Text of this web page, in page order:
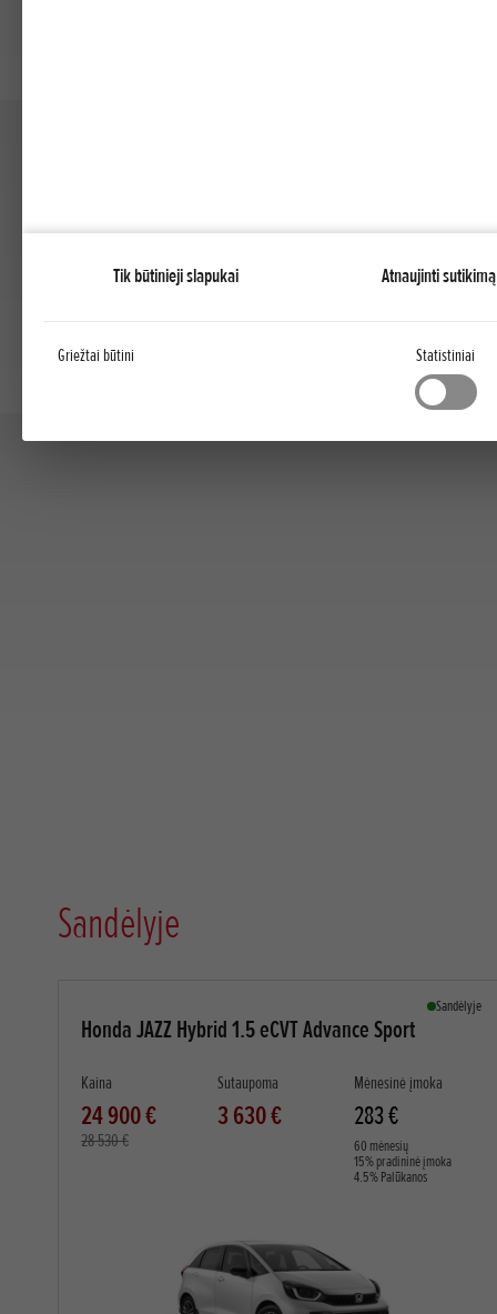
Tik būtinieji slapukai Atnaujinti sutikimą
Griežtai būtini Statistiniai
Sandėlyje
Sandėlyje
Honda JAZZ Hybrid 1.5 eCVT Advance Sport
Kaina
24 900 €
28 530 €
Sutaupoma
3 630 €
Mėnesinė įmoka
283 €
60 mėnesių
15% pradininė įmoka
4.5% Palūkanos